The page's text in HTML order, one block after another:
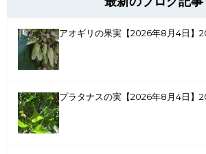
アオギリの果実【2026年8月4日】
プラタナスの実【2026年8月4日】